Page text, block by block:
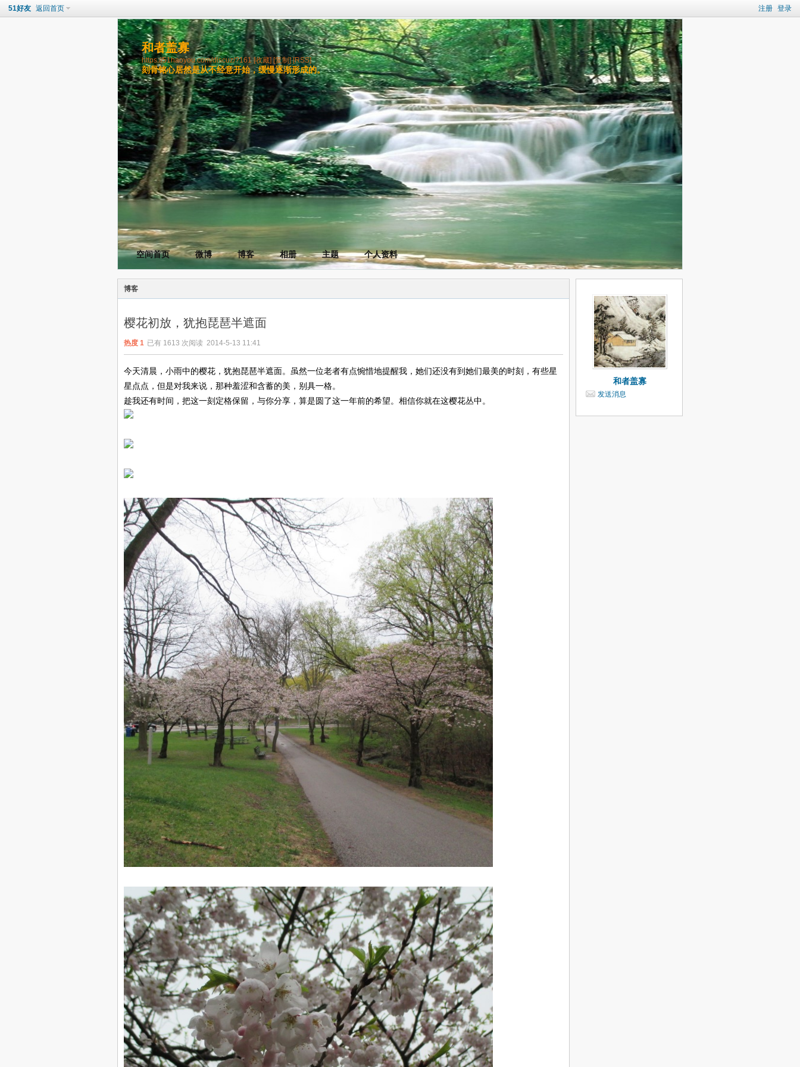
注册 登录
51好友 返回首页
和者盖寡
https://51haoyou.com/discuz/?161 [收藏] [复制] [RSS]
刻骨铭心居然是从不经意开始，缓慢逐渐形成的。
空间首页 微博 博客 相册 主题 个人资料
博客
樱花初放，犹抱琵琶半遮面
热度 1 已有 1613 次阅读 2014-5-13 11:41
今天清晨，小雨中的樱花，犹抱琵琶半遮面。虽然一位老者有点惋惜地提醒我，她们还没有到她们最美的时刻，有些星
星点点，但是对我来说，那种羞涩和含蓄的美，别具一格。
趁我还有时间，把这一刻定格保留，与你分享，算是圆了这一年前的希望。相信你就在这樱花丛中。
和者盖寡
发送消息